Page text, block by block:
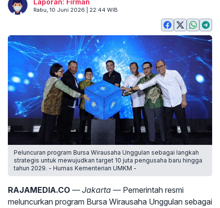
Rabu, 10 Juni 2026 | 22:44 WIB
Peluncuran program Bursa Wirausaha Unggulan sebagai langkah
strategis untuk mewujudkan target 10 juta pengusaha baru hingga
tahun 2029. - Humas Kementerian UMKM -
RAJAMEDIA.CO — Jakarta —Pemerintah resmi
meluncurkan program Bursa Wirausaha Unggulan sebagai